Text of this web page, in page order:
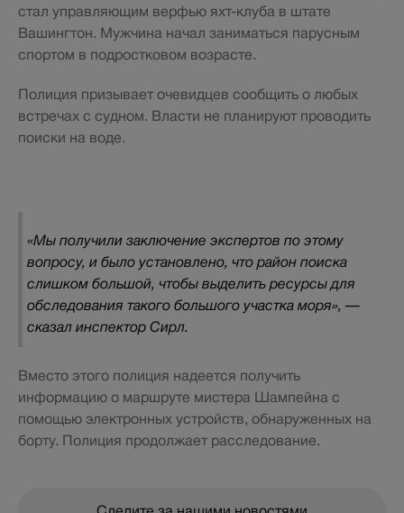
стал управляющим верфью яхт-клуба в штате
Вашингтон. Мужчина начал заниматься парусным
спортом в подростковом возрасте.
Полиция призывает очевидцев сообщить о любых
встречах с судном. Власти не планируют проводить
поиски на воде.
«Мы получили заключение экспертов по этому
вопросу, и было установлено, что район поиска
слишком большой, чтобы выделить ресурсы для
обследования такого большого участка моря», —
сказал инспектор Сирл.
Вместо этого полиция надеется получить
информацию о маршруте мистера Шампейна с
помощью электронных устройств, обнаруженных на
борту. Полиция продолжает расследование.